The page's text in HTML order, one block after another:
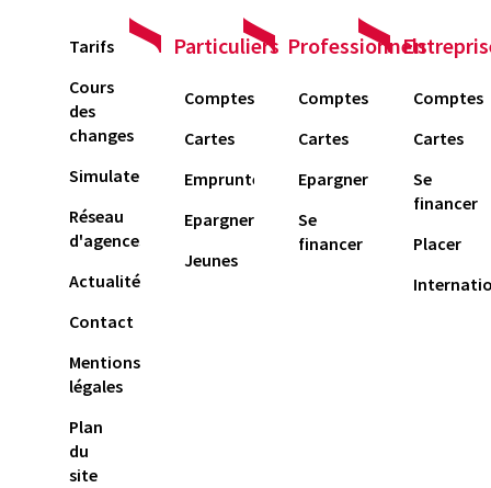
Tarifs
Cours
des
changes
Simulateur
Réseau
d'agences
Actualités
Contact
Mentions
légales
Plan
du
site
Particuliers
Comptes
Cartes
Emprunter
Epargner
Jeunes
Professionnels
Comptes
Cartes
Epargner
Se
financer
Comptes
Cartes
Se
financer
Placer